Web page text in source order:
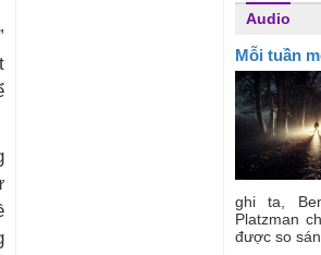
Audio
Mỗi tuần
ghi ta,
Platzman
được so